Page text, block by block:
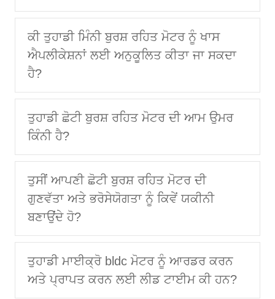
ਕੀ ਤੁਹਾਡੀ ਮਿੰਨੀ ਬੁਰਸ਼ ਰਹਿਤ ਮੋਟਰ ਨੂੰ ਖਾਸ
ਐਪਲੀਕੇਸ਼ਨਾਂ ਲਈ ਅਨੁਕੂਲਿਤ ਕੀਤਾ ਜਾ ਸਕਦਾ
ਹੈ?
ਤੁਹਾਡੀ ਛੋਟੀ ਬੁਰਸ਼ ਰਹਿਤ ਮੋਟਰ ਦੀ ਆਮ ਉਮਰ
ਕਿੰਨੀ ਹੈ?
ਤੁਸੀਂ ਆਪਣੀ ਛੋਟੀ ਬੁਰਸ਼ ਰਹਿਤ ਮੋਟਰ ਦੀ
ਗੁਣਵੱਤਾ ਅਤੇ ਭਰੋਸੇਯੋਗਤਾ ਨੂੰ ਕਿਵੇਂ ਯਕੀਨੀ
ਬਣਾਉਂਦੇ ਹੋ?
ਤੁਹਾਡੀ ਮਾਈਕ੍ਰੋ bldc ਮੋਟਰ ਨੂੰ ਆਰਡਰ ਕਰਨ
ਅਤੇ ਪ੍ਰਾਪਤ ਕਰਨ ਲਈ ਲੀਡ ਟਾਈਮ ਕੀ ਹਨ?